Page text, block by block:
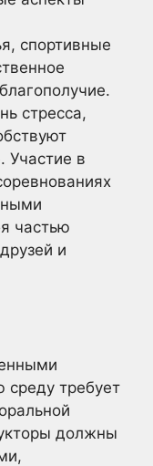
спортивные
стресса,
Участие в
частью
и
среду требует
должны